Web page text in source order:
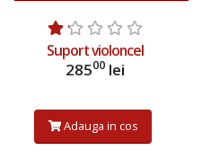
Suport violoncel
28500lei
Adauga in cos